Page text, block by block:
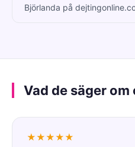
Björlanda på
Vad de säger om
★★★★★